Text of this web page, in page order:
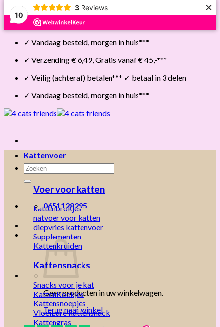
10
3 Reviews ×
Skip
✓ Vandaag besteld, morgen in huis***
✓ Verzending € 6,49, Gratis vanaf € 45,-***
✓ Veilig (achteraf) betalen*** ✓ betaal in 3 delen
✓ Vandaag besteld, morgen in huis***
Zoeken
naar:
0651128295
Geen producten in uw winkelwagen.
Terug naar winkel
Kattenvoer
Voer voor katten
kattenbrokjes
natvoer voor katten
diepvries kattenvoer
Supplementen
Kattenkruiden
Kattensnacks
Snacks voor je kat
KattenKoekjes
Kattensnoepjes
Vloeibare kattensnack
Kattengras